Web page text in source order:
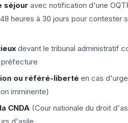
séjour avec notification d'une
heures à 30 jours pour contester
devant le tribunal administratif
ou référé-liberté en cas
imminente)
CNDA (Cour nationale du droit